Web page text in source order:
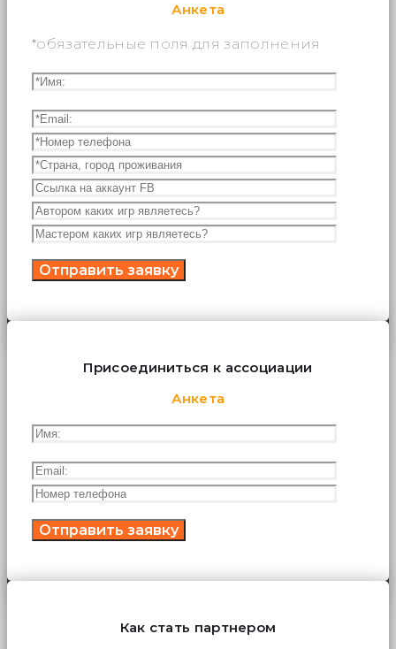
Анкета
*обязательные поля для заполнения
Присоединиться к ассоциации
Анкета
Как стать партнером